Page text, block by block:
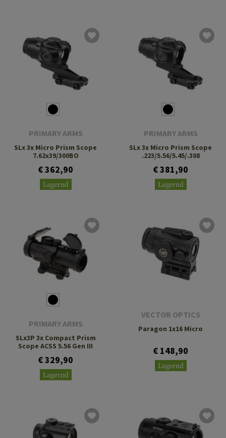
PRIMARY ARMS
SLx 3x Micro Prism Scope
7.62x39/300BO
€ 362,90
Lagernd
PRIMARY ARMS
SLx 3x Micro Prism Scope
.223/5.56/5.45/.308
€ 381,90
Lagernd
PRIMARY ARMS
SLx3P 3x Compact Prism
Scope ACSS 5.56 Gen III
€ 329,90
Lagernd
VECTOR OPTICS
Paragon 1x16 Micro
€ 148,90
Lagernd